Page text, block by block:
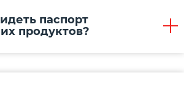
паспорт
продуктов?